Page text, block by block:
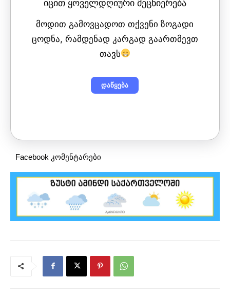
ᲘᲪᲘᲗ ᲧᲝᲕᲔᲚᲓᲦᲘᲣᲠᲘ ᲛᲔᲪᲜᲘᲔᲠᲔᲑᲐ
მოდით გამოვცადოთ თქვენი ზოგადი
ცოდნა, რამდენად კარგად გაართმევთ
თავს
Facebook კომენტარები